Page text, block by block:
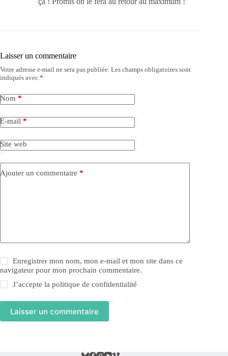
Laisser un commentaire
Votre adresse e-mail ne sera pas publiée. Les champs obligatoires sont
indiqués avec *
Nom *
E-mail *
Site web
Ajouter un commentaire *
Enregistrer mon nom, mon e-mail et mon site dans ce
navigateur pour mon prochain commentaire.
J’accepte lapolitique de confidentialité
Laisser un commentaire